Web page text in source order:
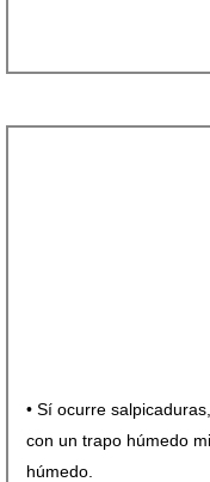
• Sí ocurre
con un trapo húmedo
húmedo.